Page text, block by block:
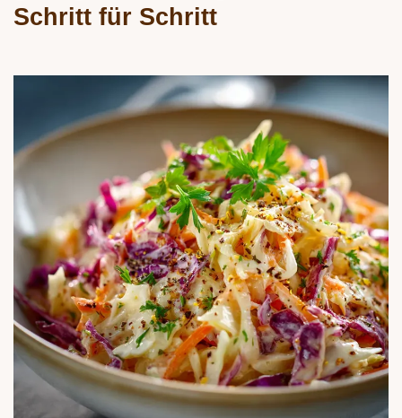
Schritt für Schritt